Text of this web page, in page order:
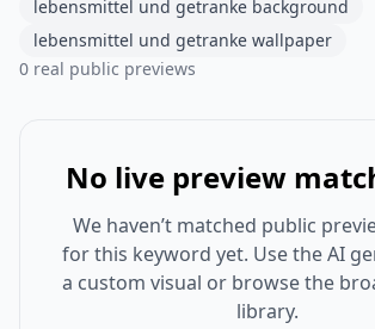
lebensmittel und getranke background
lebensmittel und getranke wallpaper
0 real public previews
No live preview
We haven’t matched public
for this keyword yet. Use the AI
a custom visual or browse the
library.